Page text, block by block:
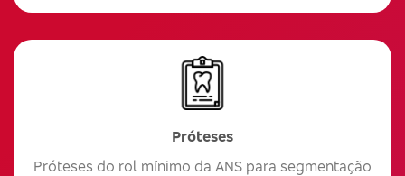
Próteses
Próteses do rol mínimo da ANS para segmentação